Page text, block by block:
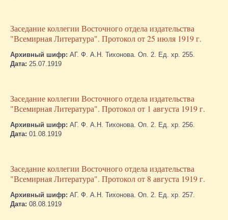
Заседание коллегии Восточного отдела издательства
"Всемирная Литература". Протокол от 25 июля 1919 г.
Архивный шифр: АГ. Ф. А.Н. Тихонова. Оп. 2. Ед. хр. 255.
Дата: 25.07.1919
Заседание коллегии Восточного отдела издательства
"Всемирная Литература". Протокол от 1 августа 1919 г.
Архивный шифр: АГ. Ф. А.Н. Тихонова. Оп. 2. Ед. хр. 256.
Дата: 01.08.1919
Заседание коллегии Восточного отдела издательства
"Всемирная Литература". Протокол от 8 августа 1919 г.
Архивный шифр: АГ. Ф. А.Н. Тихонова. Оп. 2. Ед. хр. 257.
Дата: 08.08.1919